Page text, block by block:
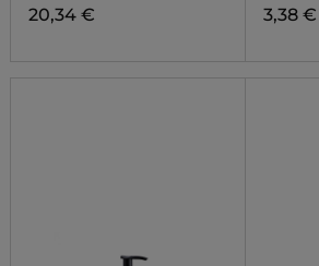
20,34 € 3,38 €